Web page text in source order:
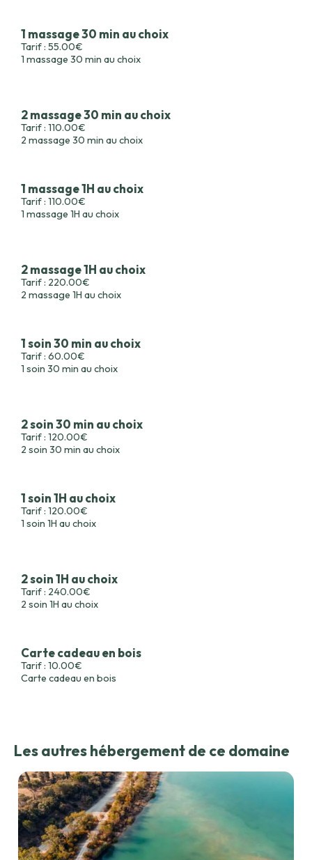
1 massage 30 min au choix
Tarif : 55.00€
1 massage 30 min au choix
2 massage 30 min au choix
Tarif : 110.00€
2 massage 30 min au choix
1 massage 1H au choix
Tarif : 110.00€
1 massage 1H au choix
2 massage 1H au choix
Tarif : 220.00€
2 massage 1H au choix
1 soin 30 min au choix
Tarif : 60.00€
1 soin 30 min au choix
2 soin 30 min au choix
Tarif : 120.00€
2 soin 30 min au choix
1 soin 1H au choix
Tarif : 120.00€
1 soin 1H au choix
2 soin 1H au choix
Tarif : 240.00€
2 soin 1H au choix
Carte cadeau en bois
Tarif : 10.00€
Carte cadeau en bois
Les autres hébergement de ce domaine